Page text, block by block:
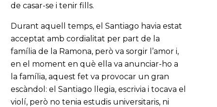
de casar-se i tenir fills.
Durant aquell temps, el Santiago havia estat
acceptat amb cordialitat per part de la
família de la Ramona, però va sorgir l’amor i,
en el moment en què ella va anunciar-ho a
la família, aquest fet va provocar un gran
escàndol: el Santiago llegia, escrivia i tocava el
violí, però no tenia estudis universitaris, ni